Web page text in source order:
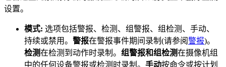
设置。
模式: 选项包括警报、检测、组警报、组检测、手动、
持续或禁用。 警报在警报事件期间录制(请参阅警报)。
检测在检测到动作时录制。 组警报和组检测在摄像机组
中的任何设备警报或检测时录制。 手动按命令或按计划